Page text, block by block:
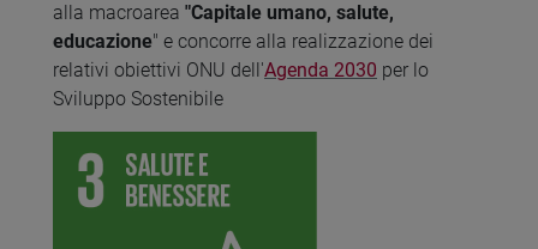
alla macroarea "Capitale umano, salute,
educazione" e concorre alla realizzazione dei
relativi obiettivi ONU dell'Agenda 2030 per lo
Sviluppo Sostenibile